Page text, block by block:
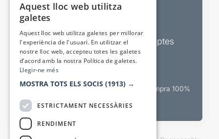
Sortejos exclusius
Butlletins d’actualitat i descomptes
Valora espectacles
Canal oficial de venda teatral Compra 100%
Aquest lloc web utilitza
galetes
Aquest lloc web utilitza galetes per millorar
l'experiència de l'usuari. En utilitzar el
nostre lloc web, accepteu totes les galetes
d’acord amb la nostra Política de galetes.
Llegir-ne més
MOSTRA TOTS ELS SOCIS (1913) →
ESTRICTAMENT NECESSÀRIES
RENDIMENT